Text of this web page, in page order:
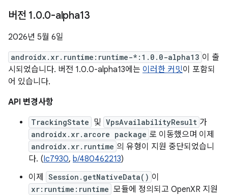
버전 1.0.0-alpha13
2026년 5월 6일
androidx.xr.runtime:runtime-*:1.0.0-alpha13 이 출
시되었습니다. 버전 1.0.0-alpha13에는 이러한 커밋이 포함되
어 있습니다.
API 변경사항
TrackingState 및 VpsAvailabilityResult 가
androidx.xr.arcore package 로 이동했으며 이제
androidx.xr.runtime 의 유형이 지원 중단되었습니
다. (Ic7930, b/480462213)
이제
Session.getNativeData() 이
xr:runtime:runtime 모듈에 정의되고 OpenXR 지원